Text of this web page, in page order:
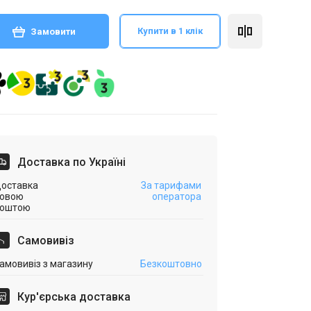
Замовити Купити в 1 клік
Доставка по Україні
За тарифами
оператора
Самовивіз
з магазину Безкоштовно
Кур'єрська доставка